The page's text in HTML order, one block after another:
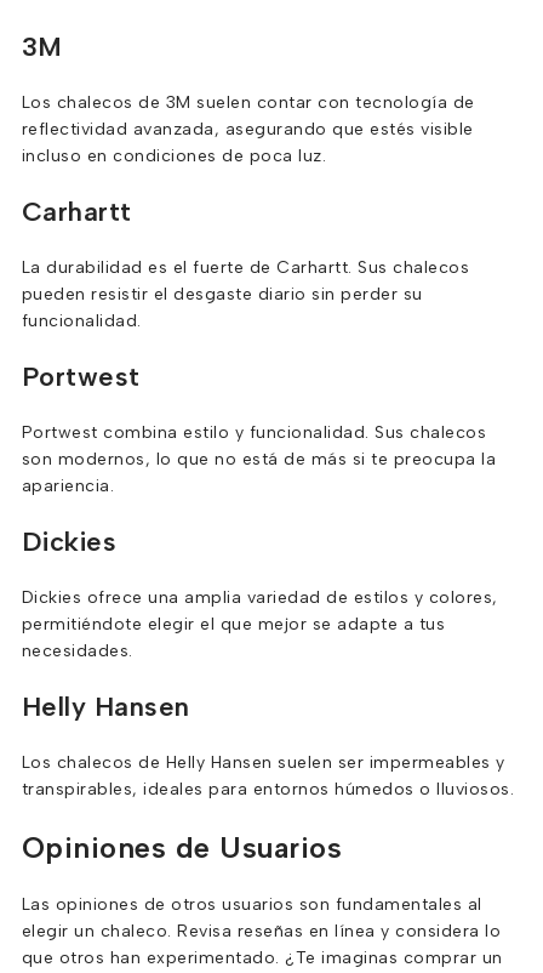
3M
Los chalecos de 3M suelen contar con tecnología de
reflectividad avanzada, asegurando que estés visible
incluso en condiciones de poca luz.
Carhartt
La durabilidad es el fuerte de Carhartt. Sus chalecos
pueden resistir el desgaste diario sin perder su
funcionalidad.
Portwest
Portwest combina estilo y funcionalidad. Sus chalecos
son modernos, lo que no está de más si te preocupa la
apariencia.
Dickies
Dickies ofrece una amplia variedad de estilos y colores,
permitiéndote elegir el que mejor se adapte a tus
necesidades.
Helly Hansen
Los chalecos de Helly Hansen suelen ser impermeables y
transpirables, ideales para entornos húmedos o lluviosos.
Opiniones de Usuarios
Las opiniones de otros usuarios son fundamentales al
elegir un chaleco. Revisa reseñas en línea y considera lo
que otros han experimentado. ¿Te imaginas comprar un